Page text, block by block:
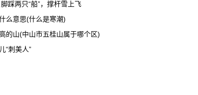
踩两只“船”，撑杆雪上飞
么意思(什么是寒潮)
的山(中山市五桂山属于哪个区)
“刺美人”